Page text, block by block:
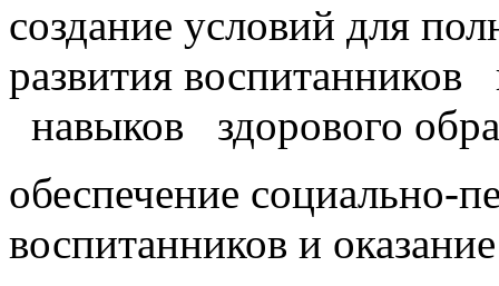
создание условий для
развития
навыков здорового
обеспечение социально-
воспитанников и